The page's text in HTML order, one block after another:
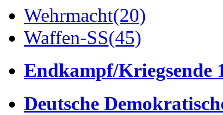
Wehrmacht(20)
Waffen-SS(45)
Endkampf/Kriegsende
Deutsche